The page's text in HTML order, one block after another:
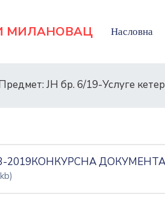
МИЛАНОВАЦ Насловна
ЈН бр. 6/19-Услуге
2019КОНКУРСНА